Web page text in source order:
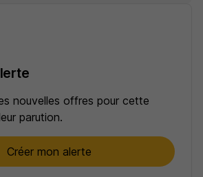
nouvelles offres pour cette
parution.
Créer mon alerte